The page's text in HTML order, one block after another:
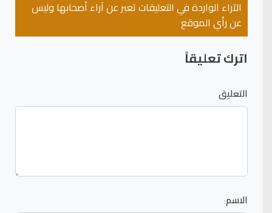
الآراء الواردة في التعليقات تعبر عن آراء أصحابها وليس
عن رأي الموقع
اترك تعليقاً
التعليق
الاسم